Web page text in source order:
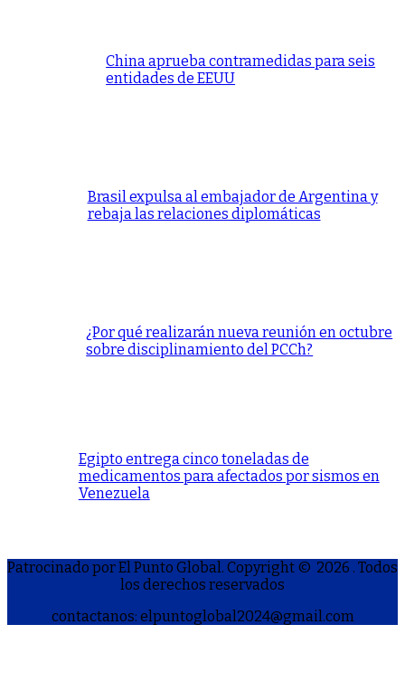
China aprueba contramedidas para seis
entidades de EEUU
Brasil expulsa al embajador de Argentina y
rebaja las relaciones diplomáticas
¿Por qué realizarán nueva reunión en octubre
sobre disciplinamiento del PCCh?
Egipto entrega cinco toneladas de
medicamentos para afectados por sismos en
Venezuela
Patrocinado por El Punto Global. Copyright © 2026 . Todos
los derechos reservados
contactanos: elpuntoglobal2024@gmail.com